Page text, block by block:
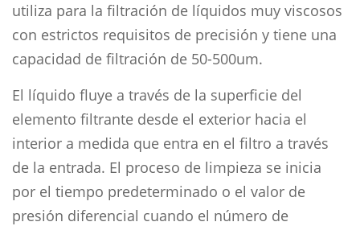
utiliza para la filtración de líquidos muy viscosos
con estrictos requisitos de precisión y tiene una
capacidad de filtración de 50-500um.
El líquido fluye a través de la superficie del
elemento filtrante desde el exterior hacia el
interior a medida que entra en el filtro a través
de la entrada. El proceso de limpieza se inicia
por el tiempo predeterminado o el valor de
presión diferencial cuando el número de